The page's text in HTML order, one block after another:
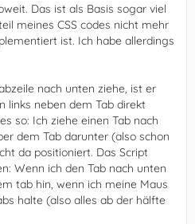
Das ist als Basis sogar viel
meines CSS codes nicht mehr
ist. Ich habe allerdings
nach unten ziehe, ist er
links neben dem Tab direkt
so: Ich ziehe einen Tab nach
dem Tab darunter (also schon
da positioniert. Das Script
Wenn ich den Tab nach unten
tab hin, wenn ich meine Maus
halte (also alles ab der hälfte